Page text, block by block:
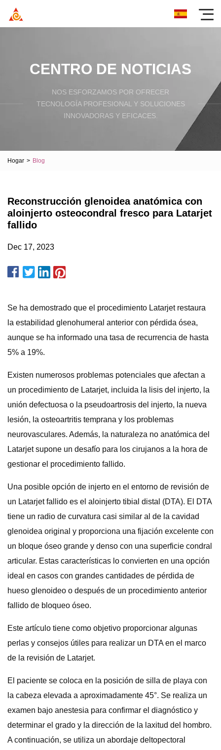
CENTRO DE NOTICIAS
NOS ESFORZAMOS POR OFRECER
TECNOLOGÍA PROFESIONAL Y SOLUCIONES
INNOVADORAS Y EFICACES.
Hogar > Blog
Reconstrucción glenoidea anatómica con
aloinjerto osteocondral fresco para Latarjet
fallido
Dec 17, 2023
Se ha demostrado que el procedimiento Latarjet restaura
la estabilidad glenohumeral anterior con pérdida ósea,
aunque se ha informado una tasa de recurrencia de hasta
5% a 19%.
Existen numerosos problemas potenciales que afectan a
un procedimiento de Latarjet, incluida la lisis del injerto, la
unión defectuosa o la pseudoartrosis del injerto, la nueva
lesión, la osteoartritis temprana y los problemas
neurovasculares. Además, la naturaleza no anatómica del
Latarjet supone un desafío para los cirujanos a la hora de
gestionar el procedimiento fallido.
Una posible opción de injerto en el entorno de revisión de
un Latarjet fallido es el aloinjerto tibial distal (DTA). El DTA
tiene un radio de curvatura casi similar al de la cavidad
glenoidea original y proporciona una fijación excelente con
un bloque óseo grande y denso con una superficie condral
articular. Estas características lo convierten en una opción
ideal en casos con grandes cantidades de pérdida de
hueso glenoideo o después de un procedimiento anterior
fallido de bloqueo óseo.
Este artículo tiene como objetivo proporcionar algunas
perlas y consejos útiles para realizar un DTA en el marco
de la revisión de Latarjet.
El paciente se coloca en la posición de silla de playa con
la cabeza elevada a aproximadamente 45°. Se realiza un
examen bajo anestesia para confirmar el diagnóstico y
determinar el grado y la dirección de la laxitud del hombro.
A continuación, se utiliza un abordaje deltopectoral